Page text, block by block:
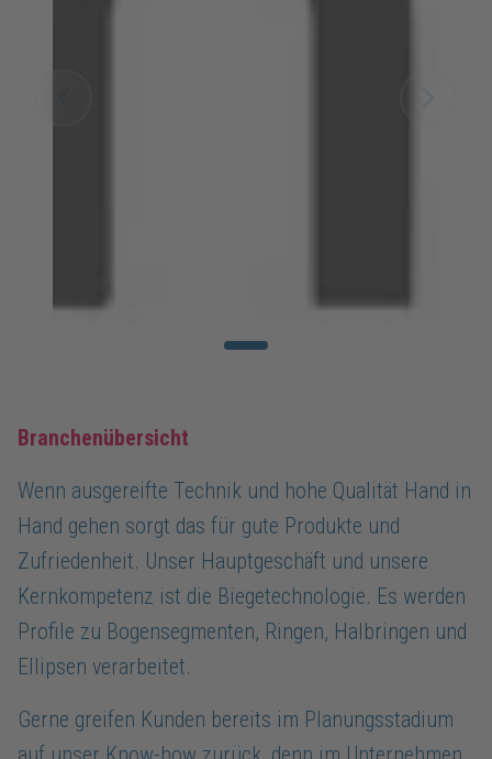
Branchenübersicht
Wenn ausgereifte Technik und hohe Qualität Hand in
Hand gehen sorgt das für gute Produkte und
Zufriedenheit. Unser Hauptgeschäft und unsere
Kernkompetenz ist die Biegetechnologie. Es werden
Profile zu Bogensegmenten, Ringen, Halbringen und
Ellipsen verarbeitet.
Gerne greifen Kunden bereits im Planungsstadium